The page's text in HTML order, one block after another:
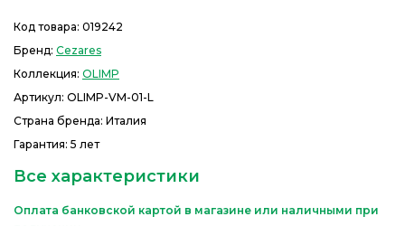
Код товара: 019242
Бренд: Cezares
Коллекция: OLIMP
Артикул: OLIMP-VM-01-L
Страна бренда: Италия
Гарантия: 5 лет
Все характеристики
Оплата банковской картой в магазине или наличными при